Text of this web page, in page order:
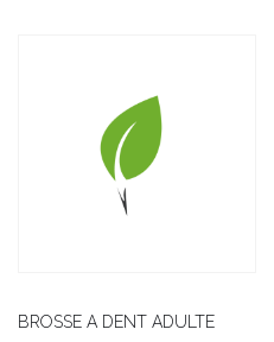
BROSSE A DENT ADULTE